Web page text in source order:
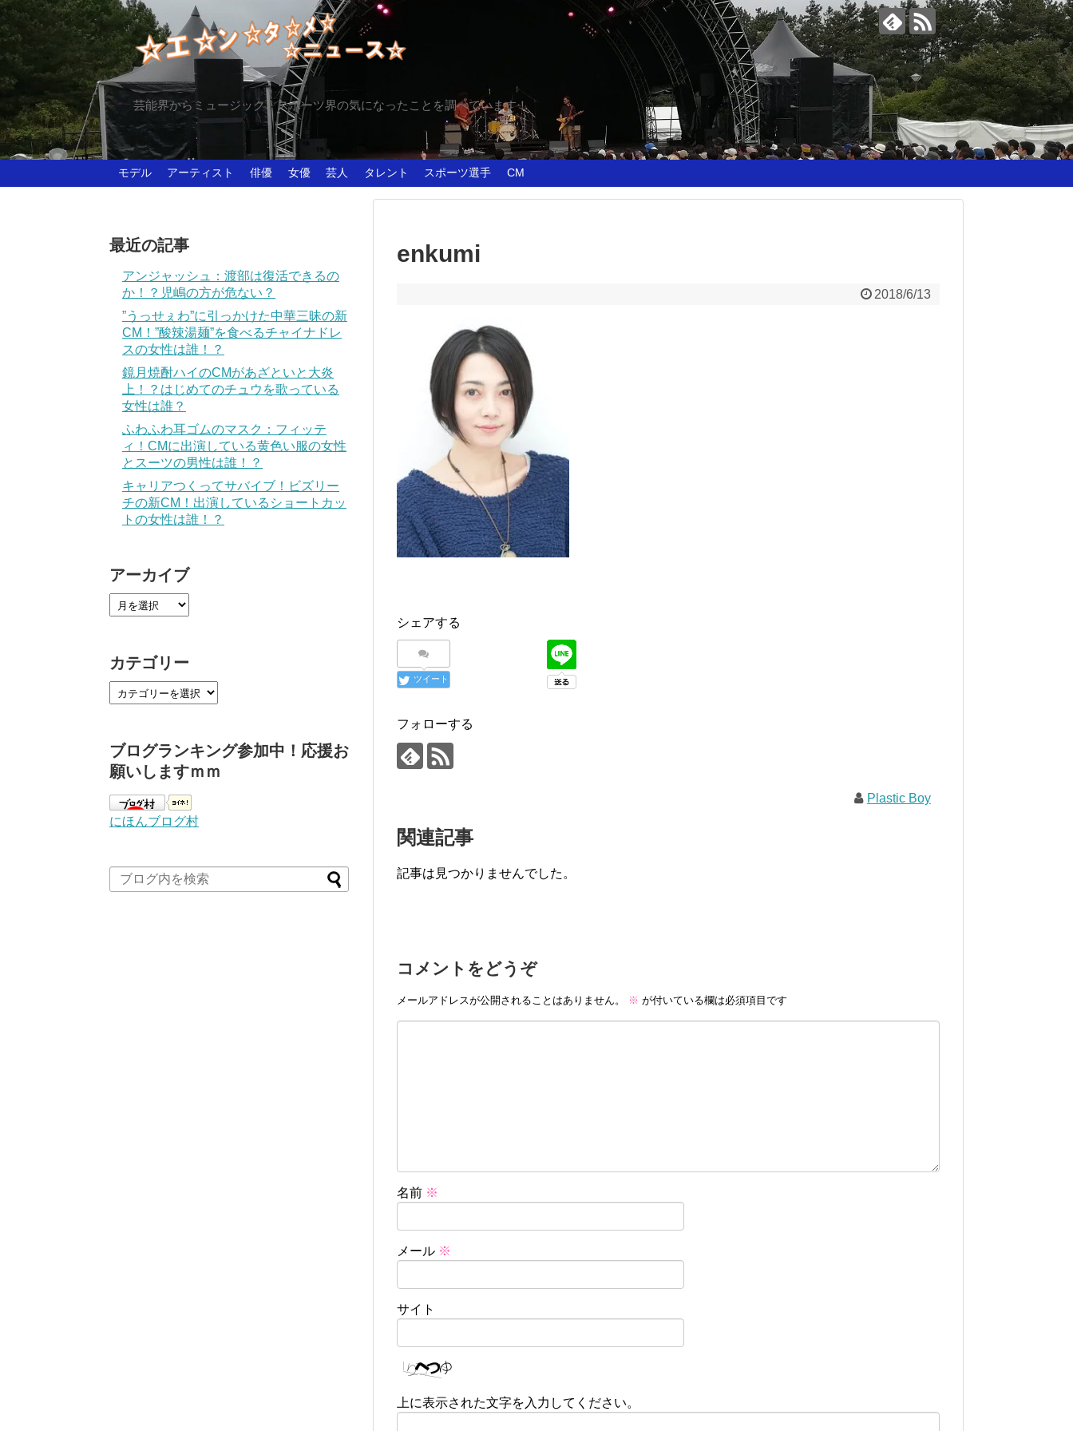
芸能界からミュージック、スポーツ界の気になったことを調べています！
モデル アーティスト 俳優 女優 芸人 タレント スポーツ選手 CM
enkumi
2018/6/13
シェアする
ツイート
フォローする
Plastic Boy
関連記事
記事は見つかりませんでした。
コメントをどうぞ
メールアドレスが公開されることはありません。 ※ が付いている欄は必須項目です
名前 ※
メール ※
サイト
上に表示された文字を入力してください。
最近の記事
アンジャッシュ：渡部は復活できるの
か！？児嶋の方が危ない？
”うっせぇわ”に引っかけた中華三昧の新
CM！”酸辣湯麺”を食べるチャイナドレ
スの女性は誰！？
鏡月焼酎ハイのCMがあざといと大炎
上！？はじめてのチュウを歌っている
女性は誰？
ふわふわ耳ゴムのマスク：フィッテ
ィ！CMに出演している黄色い服の女性
とスーツの男性は誰！？
キャリアつくってサバイブ！ビズリー
チの新CM！出演しているショートカッ
トの女性は誰！？
アーカイブ
カテゴリー
ブログランキング参加中！応援お
願いしますｍｍ
にほんブログ村